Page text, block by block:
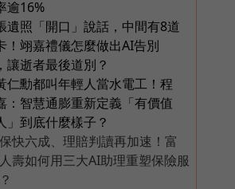
逾16%
遺照「開口」說話，中間有8道
！翊嘉禮儀怎麼做出AI告別
讓逝者最後道別？
仁勳都叫年輕人當水電工！程
：智慧通膨重新定義「有價值
」到底什麼樣子？
快六成、理賠判讀再加速！富
壽如何用三大AI助理重塑保險服